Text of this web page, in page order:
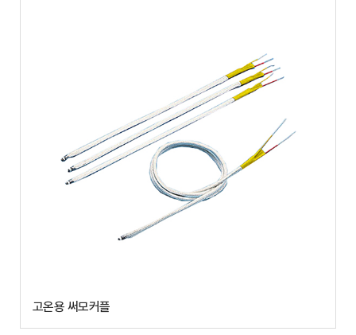
고온용 써모커플